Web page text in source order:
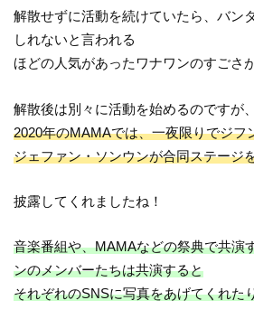
解散せずに活動を続けていたら、バン
しれないと言われる
ほどの人気があったワナワンのすごさ
解散後は別々に活動を始めるのですが、
2020年のMAMAでは、一夜限りでジフ
ジェファン・ソンウンが合同ステージ
披露してくれましたね！
音楽番組や、MAMAなどの祭典で共演
ンのメンバーたちは共演すると
それぞれのSNSに写真をあげてくれた